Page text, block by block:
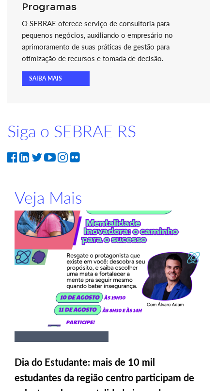
Programas
O SEBRAE oferece serviço de consultoria para
pequenos negócios, auxiliando o empresário no
aprimoramento de suas práticas de gestão para
otimização de recursos e tomada de decisão.
SAIBA MAIS
Siga o SEBRAE RS
Veja Mais
Dia do Estudante: mais de 10 mil
estudantes da região centro participam de